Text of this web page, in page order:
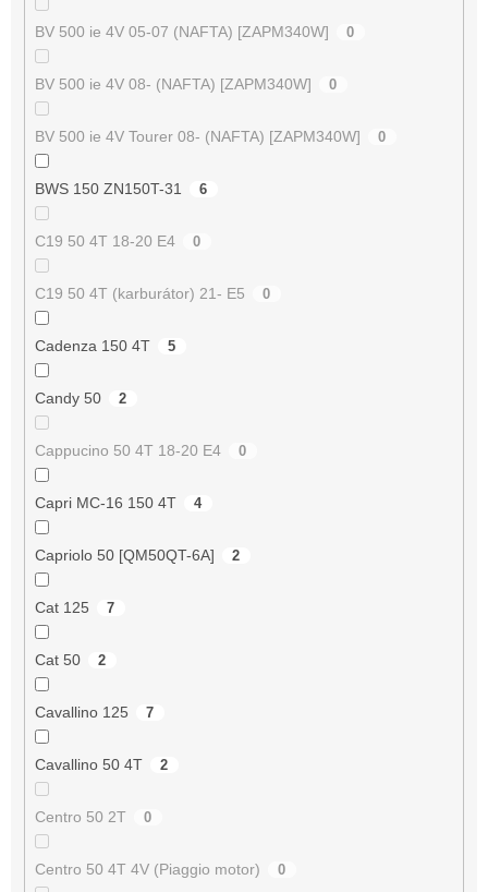
BV 500 ie 4V 05-07 (NAFTA) [ZAPM340W] 0
BV 500 ie 4V 08- (NAFTA) [ZAPM340W] 0
BV 500 ie 4V Tourer 08- (NAFTA) [ZAPM340W] 0
BWS 150 ZN150T-31 6
C19 50 4T 18-20 E4 0
C19 50 4T (karburátor) 21- E5 0
Cadenza 150 4T 5
Candy 50 2
Cappucino 50 4T 18-20 E4 0
Capri MC-16 150 4T 4
Capriolo 50 [QM50QT-6A] 2
Cat 125 7
Cat 50 2
Cavallino 125 7
Cavallino 50 4T 2
Centro 50 2T 0
Centro 50 4T 4V (Piaggio motor) 0